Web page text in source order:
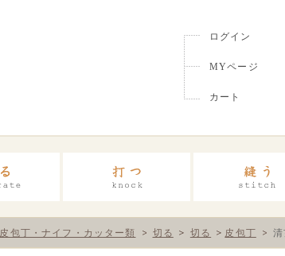
ログイン
MYページ
カート
皮包丁・ナイフ・カッター類 切る 切る 皮包丁